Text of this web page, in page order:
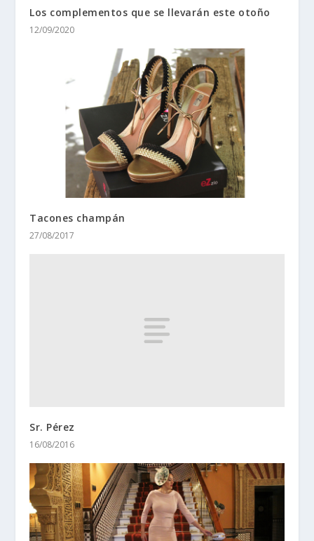
Los complementos que se llevarán este otoño
12/09/2020
Tacones champán
27/08/2017
Sr. Pérez
16/08/2016